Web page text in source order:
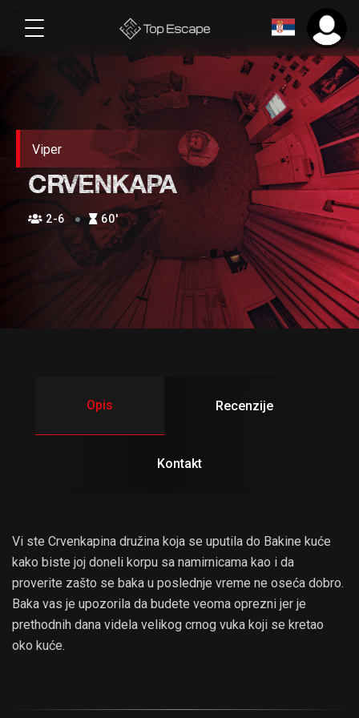
Viper
CRVENKAPA
2-6 60′
Opis Recenzije
Kontakt
Vi ste Crvenkapina družina koja se uputila do Bakine kuće
kako biste joj doneli korpu sa namirnicama kao i da
proverite zašto se baka u poslednje vreme ne oseća dobro.
Baka vas je upozorila da budete veoma oprezni jer je
prethodnih dana videla velikog crnog vuka koji se kretao
oko kuće.